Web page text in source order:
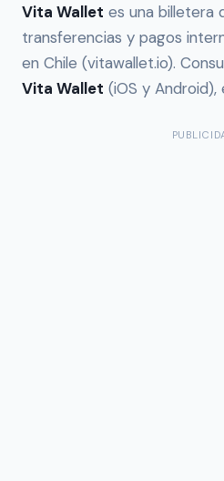
Vita Wallet es una billetera
transferencias y pagos
en Chile (vitawallet.io).
Vita Wallet (iOS y